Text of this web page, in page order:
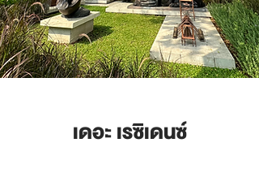
เดอะ เรซิเดนซ์